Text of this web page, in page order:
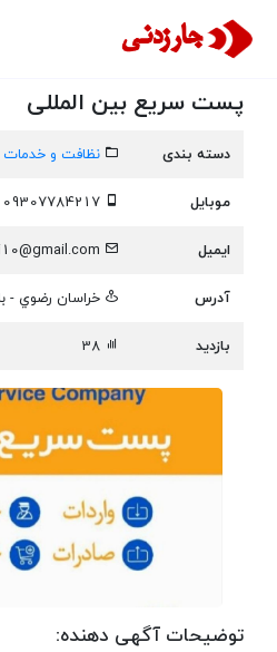
پست سریع بین المللی
دسته بندی
نظافت و خدمات
موبایل
ایمیل
postsari10@gmail.com
آدرس
خراسان رضوي -
بازدید
توضیحات آگهی دهنده: